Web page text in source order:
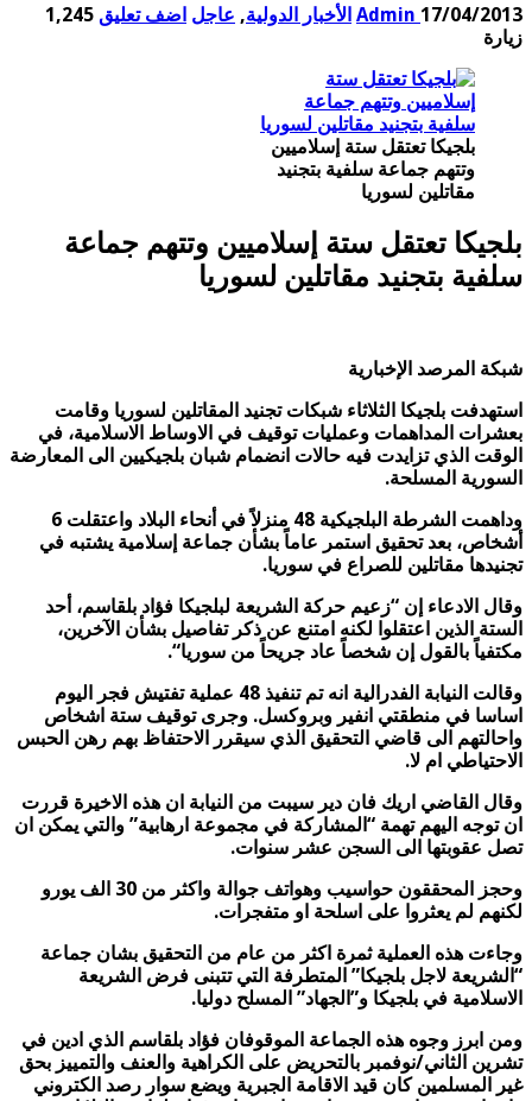
Admin 17/04/2013 الأخبار الدولية, عاجل اضف تعليق 1,245
زيارة
بلجيكا تعتقل ستة إسلاميين
وتتهم جماعة سلفية بتجنيد
مقاتلين لسوريا
بلجيكا تعتقل ستة إسلاميين وتتهم جماعة
سلفية بتجنيد مقاتلين لسوريا
شبكة المرصد الإخبارية
استهدفت بلجيكا الثلاثاء شبكات تجنيد المقاتلين لسوريا وقامت
بعشرات المداهمات وعمليات توقيف في الاوساط الاسلامية، في
الوقت الذي تزايدت فيه حالات انضمام شبان بلجيكيين الى المعارضة
السورية المسلحة.
و
داهمت الشرطة البلجيكية 48 منزلاً في أنحاء البلاد واعتقلت 6
أشخاص، بعد تحقيق استمر عاماً بشأن جماعة إسلامية يشتبه في
تجنيدها مقاتلين للصراع في سوريا.
وقال الادعاء إن “زعيم حركة الشريعة لبلجيكا فؤاد بلقاسم، أحد
الستة الذين اعتقلوا لكنه امتنع عن ذكر تفاصيل بشأن الآخرين،
مكتفياً بالقول إن شخصاً عاد جريحاً من سوريا“.
وقالت النيابة الفدرالية انه تم تنفيذ 48 عملية تفتيش فجر اليوم
اساسا في منطقتي انفير وبروكسل. وجرى توقيف ستة اشخاص
واحالتهم الى قاضي التحقيق الذي سيقرر الاحتفاظ بهم رهن الحبس
الاحتياطي ام لا.
وقال القاضي اريك فان دير سيبت من النيابة ان هذه الاخيرة قررت
ان توجه اليهم تهمة “المشاركة في مجموعة ارهابية” والتي يمكن ان
تصل عقوبتها الى السجن عشر سنوات.
وحجز المحققون حواسيب وهواتف جوالة واكثر من 30 الف يورو
لكنهم لم يعثروا على اسلحة او متفجرات.
وجاءت هذه العملية ثمرة اكثر من عام من التحقيق بشان جماعة
“الشريعة لاجل بلجيكا” المتطرفة التي تتبنى فرض الشريعة
الاسلامية في بلجيكا و”الجهاد” المسلح دوليا.
ومن ابرز وجوه هذه الجماعة الموقوفان فؤاد بلقاسم الذي ادين في
تشرين الثاني/نوفمبر بالتحريض على الكراهية والعنف والتمييز بحق
غير المسلمين كان قيد الاقامة الجبرية ويضع سوار رصد الكتروني